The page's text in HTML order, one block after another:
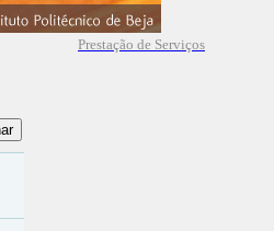
Prestação de Serviços